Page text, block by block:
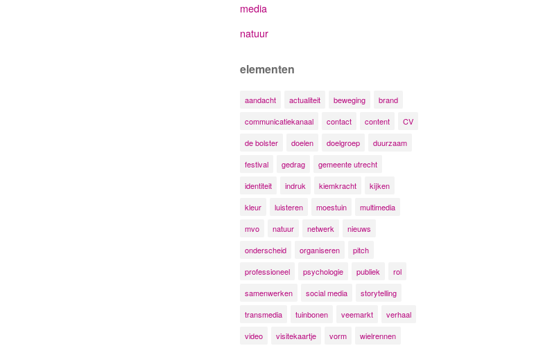
media
natuur
elementen
aandacht actualiteit beweging
brand
communicatiekanaal
contact content
CV
de bolster
doelen doelgroep
duurzaam
festival
gedrag
gemeente utrecht
identiteit
indruk kiemkracht
kijken
kleur
luisteren moestuin
multimedia
mvo
natuur netwerk
nieuws
onderscheid
organiseren
pitch
professioneel
psychologie publiek
rol
samenwerken
social media
storytelling
transmedia
tuinbonen veemarkt
verhaal
video
visitekaartje vorm wielrennen